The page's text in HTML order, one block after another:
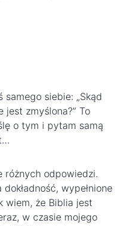
samego siebie: „Skąd
jest zmyślona?” To
o tym i pytam samą
różnych odpowiedzi.
wypełnione
wiem, że Biblia jest
w czasie mojego